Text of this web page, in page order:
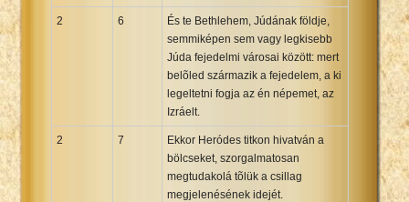
2 6
És te Bethlehem, Júdának földje,
semmiképen sem vagy legkisebb
Júda fejedelmi városai között: mert
belõled származik a fejedelem, a ki
legeltetni fogja az én népemet, az
Izráelt.
2 7
Ekkor Heródes titkon hivatván a
bölcseket, szorgalmatosan
megtudakolá tõlük a csillag
megjelenésének idejét.